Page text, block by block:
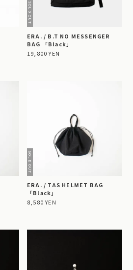
ERA. / B.T NO MESSENGER
BAG 「Black」
19,800 YEN
ERA. / TAS HELMET BAG
「Black」
8,580 YEN